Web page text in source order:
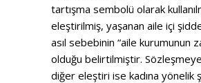
tartışma sembolü olarak
eleştirilmiş, yaşanan aile içi
asıl sebebinin “aile kurumunun
olduğu belirtilmiştir.
diğer eleştiri ise kadına yönelik